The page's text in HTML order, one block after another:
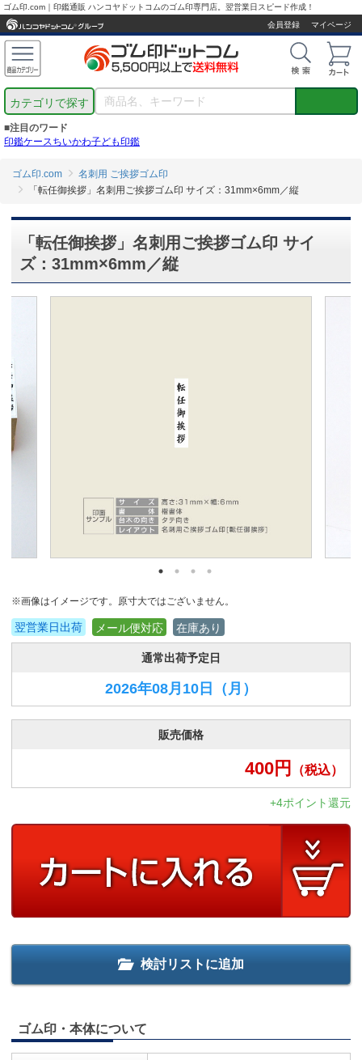
ゴム印.com｜印鑑通販 ハンコヤドットコムのゴム印専門店。翌営業日スピード作成！
会員登録
マイページ
カテゴリで探す
■注目のワード
印鑑ケースちいかわ子ども印鑑
ゴム印.com
名刺用 ご挨拶ゴム印
「転任御挨拶」名刺用ご挨拶ゴム印 サイズ：31mm×6mm／縦
「転任御挨拶」名刺用ご挨拶ゴム印 サイ
ズ：31mm×6mm／縦
※画像はイメージです。原寸大ではございません。
翌営業日出荷 メール便対応 在庫あり
通常出荷予定日
2026年08月10日 （月）
販売価格
400円 （税込）
+4ポイント還元
検討リストに追加
ゴム印・本体について